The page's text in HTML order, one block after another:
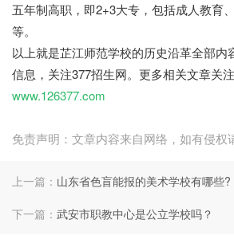
五年制高职，即2+3大专，包括成人教育
等。
以上就是芷江师范学校的历史沿革全部内
信息，关注377招生网。更多相关文章关
www.126377.com
免责声明：文章内容来自网络，如有侵权
上一篇： 山东省色盲能报的美术学校有哪些?
下一篇： 武安市职教中心是公立学校吗？